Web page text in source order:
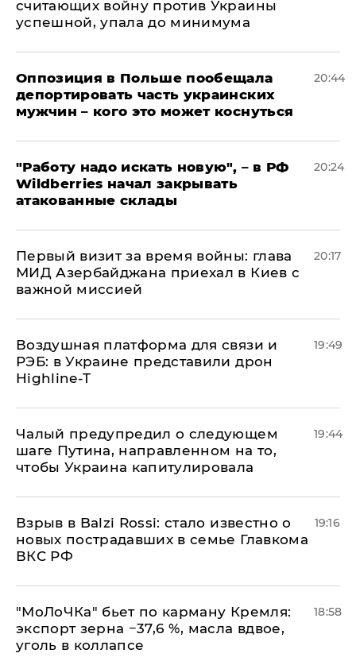
считающих войну против Украины
успешной, упала до минимума
Оппозиция в Польше пообещала
депортировать часть украинских
мужчин – кого это может коснуться
20:44
"Работу надо искать новую", – в РФ
Wildberries начал закрывать
атакованные склады
20:24
Первый визит за время войны: глава
МИД Азербайджана приехал в Киев с
важной миссией
20:17
Воздушная платформа для связи и
РЭБ: в Украине представили дрон
Highline-T
19:49
Чалый предупредил о следующем
шаге Путина, направленном на то,
чтобы Украина капитулировала
19:44
Взрыв в Balzi Rossi: стало известно о
новых пострадавших в семье Главкома
ВКС РФ
19:16
​"МоЛоЧКа" бьет по карману Кремля:
экспорт зерна −37,6 %, масла вдвое,
уголь в коллапсе
18:58